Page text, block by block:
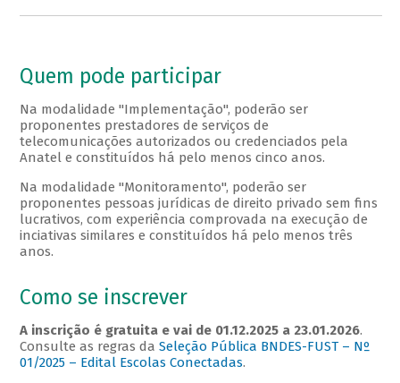
Quem pode participar
Na modalidade "Implementação", poderão ser
proponentes prestadores de serviços de
telecomunicações autorizados ou credenciados pela
Anatel e constituídos há pelo menos cinco anos.
Na modalidade "Monitoramento", poderão ser
proponentes pessoas jurídicas de direito privado sem fins
lucrativos, com experiência comprovada na execução de
inciativas similares e constituídos há pelo menos três
anos.
Como se inscrever
A inscrição é gratuita e vai de 01.12.2025 a 23.01.2026.
Consulte as regras da Seleção Pública BNDES-FUST – Nº
01/2025 – Edital Escolas Conectadas.